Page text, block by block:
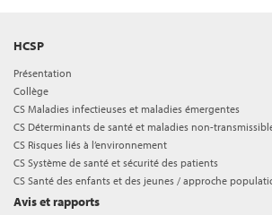
HCSP
Présentation
Collège
CS Maladies infectieuses et maladies émergentes
CS Déterminants de santé et maladies non-
CS Risques liés à l’environnement
CS Système de santé et sécurité des patients
CS Santé des enfants et des jeunes / approche
Avis et rapports